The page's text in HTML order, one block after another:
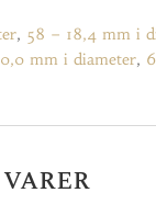
, 58 – 18,4 mm i
mm i diameter,